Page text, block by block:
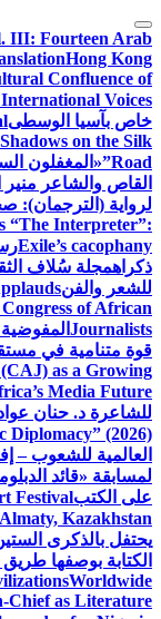
التجاوز
إلى
المحتوى
III: Fourteen Arab
Hong Kong
Confluence of
Voices
خاص بآسيا الوسطى
on the Silk
Road” «المغفلون
القاص والشاعر منير
لرواية (الترجمان):
“The Interpreter”:
Exile’s cacophany
ذكراهمجلة سُلاف
للشعر والفن
of African
Journalists
قوة متنامية في
as a Growing
Media Future
للشاعرة د. حنان
Diplomacy” (2026)
العالمية للشعوب –
لمسابقة «قائد
على الكتبFestival
Kazakhstan
يحتفل بالذكرى
الكتابة بوصفها
Worldwide
Chief as Literature